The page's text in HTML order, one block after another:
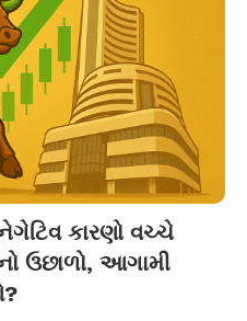
કારણો વચ્ચે
ઉછાળો, આગામી